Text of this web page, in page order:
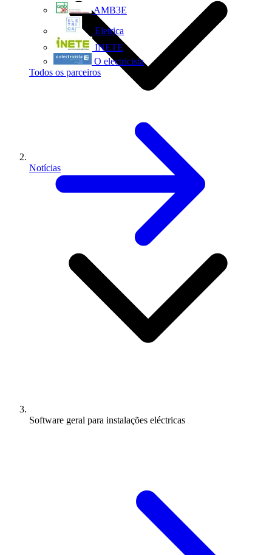
AMB3E
Eletrica
INETE
O electricista
Todos os parceiros
Notícias
Software geral para instalações eléctricas